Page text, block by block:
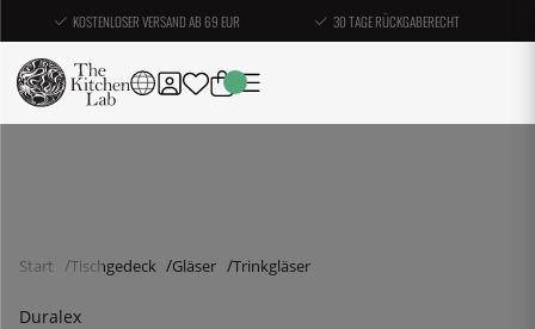
KOSTENLOSER VERSAND AB 69 EUR 30 TAGE RÜCKGABERECHT
Start Tischgedeck Gläser Trinkgläser
Duralex